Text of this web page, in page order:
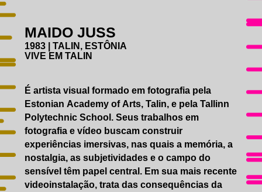
MAIDO JUSS
1983 | TALIN, ESTÔNIA
VIVE EM TALIN
É artista visual formado em fotografia pela
Estonian Academy of Arts, Talin, e pela Tallinn
Polytechnic School. Seus trabalhos em
fotografia e vídeo buscam construir
experiências imersivas, nas quais a memória, a
nostalgia, as subjetividades e o campo do
sensível têm papel central. Em sua mais recente
videoinstalação, trata das consequências da